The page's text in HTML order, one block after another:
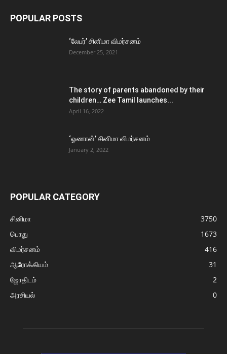
POPULAR POSTS
‘லேபர்’ சினிமா விமர்சனம்
December 25, 2021
The story of parents abandoned by their
children… Zee Tamil launches...
April 16, 2022
‘ஓணான்’ சினிமா விமர்சனம்
January 2, 2022
POPULAR CATEGORY
சினிமா
3750
பொது
1673
விமர்சனம்
416
ஆரோக்கியம்
31
ஜோதிடம்
2
அரசியல்
0